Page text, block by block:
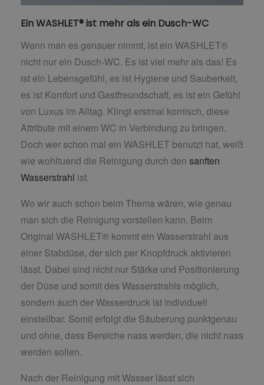
Ein WASHLET® ist mehr als ein Dusch-WC
Wenn man es genauer nimmt, ist ein WASHLET®
nicht nur ein Dusch-WC. Es ist viel mehr als das! Es
ist ein Lebensgefühl, es ist Hygiene und Sauberkeit,
es ist Komfort und Gastfreundschaft, es ist ein Gefühl
von Luxus im Alltag. Klingt erstmal komisch, diese
Attribute mit einem WC in Verbindung zu bringen.
Doch wer schon mal ein WASHLET benutzt hat, weiß
wie wohltuend die Reinigung durch den sanften
Wasserstrahl ist.
Wo wir auch schon beim Thema wären, wie genau
man sich die Reinigung vorstellen kann. Beim
Original WASHLET® kommt ein Wasserstrahl aus
einer Stabdüse, der sich per Knopfdruck aktivieren
lässt. Dabei sind nicht nur Stärke und Positionierung
der Düse und somit des Wasserstrahls möglich,
sondern auch der Wasserdruck ist individuell
einstellbar. Somit erfolgt die Säuberung punktgenau
und ohne, dass Bereiche nass werden, die nicht nass
werden sollen.
Nach der Reinigung mit Wasser lässt sich